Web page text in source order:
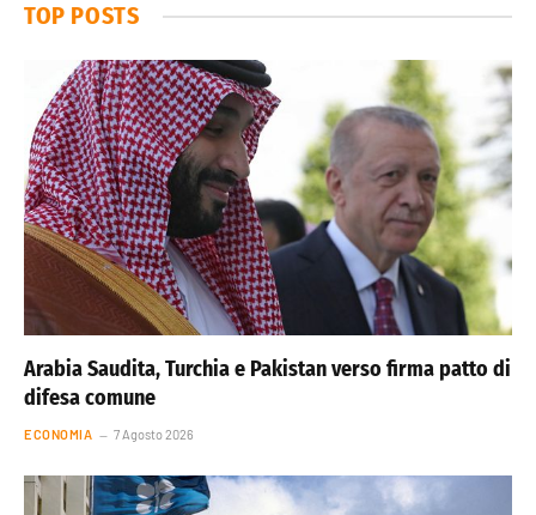
TOP POSTS
Arabia Saudita, Turchia e Pakistan verso firma patto di
difesa comune
ECONOMIA 7 Agosto 2026